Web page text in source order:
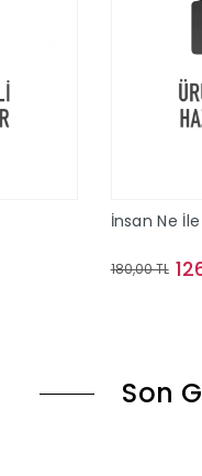
İnsan Ne
180,00 TL
Son